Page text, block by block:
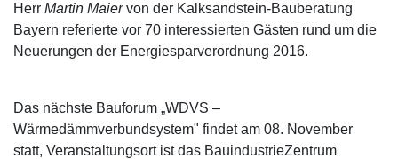
Herr Martin Maiervon der Kalksandstein-Bauberatung
Bayern referierte vor 70 interessierten Gästen rund um die
Neuerungen der Energiesparverordnung 2016.
Das nächste Bauforum „WDVS –
Wärmedämmverbundsystem" findet am 08. November
statt, Veranstaltungsort ist das BauindustrieZentrum